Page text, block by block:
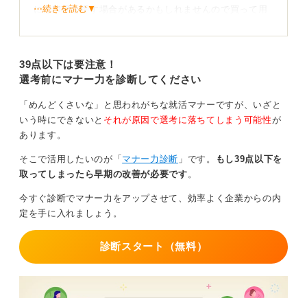
にも印鑑を押す場合があるかもしれませんので買って用
いるかもしれませんので、家にないか探してみるのも良
いかと思います。
傾きは気にしすぎなくてOK
よく印鑑は「曲がったらいけない」と思い込んでいる人
がいます。
以前いた学生さんで「1ミリでも曲がったらダメ」と思っ
て10枚の書類全部に押してきて、「どれなら使っていい
ですか」ときたことがありました。
いの傾きなら回ってもいいよ」と伝えました。
⋯続きを読む▼
39点以下は要注意！
選考前にマナー力を診断してください
「めんどくさいな」と思われがちな就活マナーですが、いざと
いう時にできないと それが原因で選考に落ちてしまう可能性が
あります。
そこで活用したいのが「 マナー力診断 」です。
もし39点以下を
取ってしまったら早期の改善が必要です。
今すぐ診断でマナー力をアップさせて、効率よく企業からの内
定を手に入れましょう。
診断スタート（無料）